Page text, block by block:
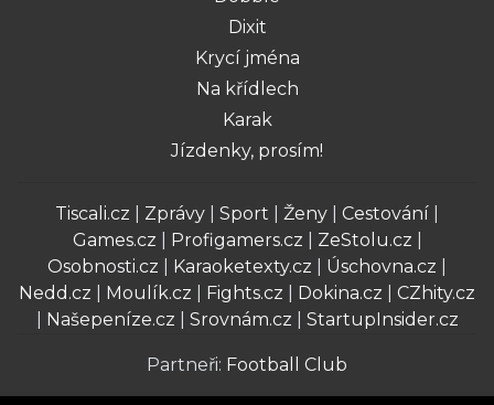
Dixit
Krycí jména
Na křídlech
Karak
Jízdenky, prosím!
Tiscali.cz Zprávy Sport Ženy Cestování
Games.cz
Profigamers.cz ZeStolu.cz
Osobnosti.cz
Karaoketexty.cz Úschovna.cz
Nedd.cz
Moulík.cz Fights.cz Dokina.cz
CZhity.cz
Našepeníze.cz Srovnám.cz StartupInsider.cz
Partneři: Football Club